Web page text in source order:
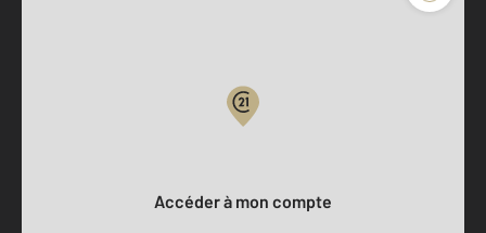
Accéder à mon compte